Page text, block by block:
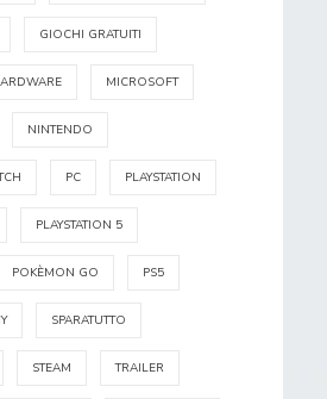
GIOCHI GRATUITI
MICROSOFT
NINTENDO
PC PLAYSTATION
PLAYSTATION 5
POKÈMON GO PS5
SPARATUTTO
STEAM TRAILER